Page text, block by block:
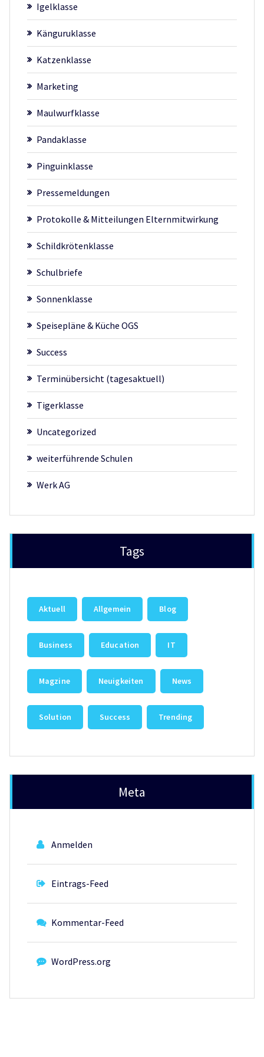
Igelklasse
Känguruklasse
Katzenklasse
Marketing
Maulwurfklasse
Pandaklasse
Pinguinklasse
Pressemeldungen
Protokolle & Mitteilungen Elternmitwirkung
Schildkrötenklasse
Schulbriefe
Sonnenklasse
Speisepläne & Küche OGS
Success
Terminübersicht (tagesaktuell)
Tigerklasse
Uncategorized
weiterführende Schulen
Werk AG
Tags
Aktuell Allgemein Blog
Business Education IT
Magzine Neuigkeiten News
Solution Success Trending
Meta
Anmelden
Eintrags-Feed
Kommentar-Feed
WordPress.org